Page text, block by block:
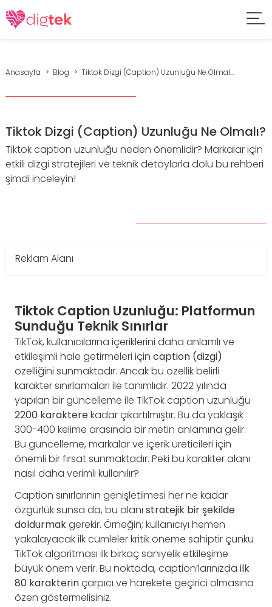
Anasayfa Blog Tiktok Dizgi (Caption) Uzunluğu Ne Olmal...
Tiktok Dizgi (Caption) Uzunluğu Ne Olmalı?
Tiktok caption uzunluğu neden önemlidir? Markalar için
etkili dizgi stratejileri ve teknik detaylarla dolu bu rehberi
şimdi inceleyin!
Reklam Alanı
Tiktok Caption Uzunluğu: Platformun
Sunduğu Teknik Sınırlar
TikTok, kullanıcılarına içeriklerini daha anlamlı ve
etkileşimli hale getirmeleri için caption (dizgi)
özelliğini sunmaktadır. Ancak bu özellik belirli
karakter sınırlamaları ile tanımlıdır. 2022 yılında
yapılan bir güncelleme ile TikTok caption uzunluğu
2200 karakterekadar çıkartılmıştır. Bu da yaklaşık
300-400 kelime arasında bir metin anlamına gelir.
Bu güncelleme, markalar ve içerik üreticileri için
önemli bir fırsat sunmaktadır. Peki bu karakter alanı
nasıl daha verimli kullanılır?
Caption sınırlarının genişletilmesi her ne kadar
özgürlük sunsa da, bu alanı stratejik bir şekilde
doldurmakgerekir. Örneğin; kullanıcıyı hemen
yakalayacak ilk cümleler kritik öneme sahiptir çünkü
TikTok algoritması ilk birkaç saniyelik etkileşime
büyük önem verir. Bu noktada, caption’larınızda ilk
80 karakterinçarpıcı ve harekete geçirici olmasına
özen göstermelisiniz.